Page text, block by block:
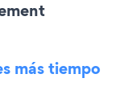
más tiempo